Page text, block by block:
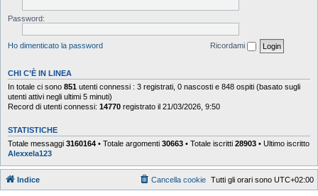
Password:
Ho dimenticato la password Ricordami
CHI C’È IN LINEA
In totale ci sono 851 utenti connessi : 3 registrati, 0 nascosti e 848 ospiti (basato sugli
utenti attivi negli ultimi 5 minuti)
Record di utenti connessi: 14770 registrato il 21/03/2026, 9:50
STATISTICHE
Totale messaggi 3160164 • Totale argomenti 30663 • Totale iscritti 28903 • Ultimo iscritto
Alexxela123
Indice Tutti gli orari sono UTC+02:00
Cancella cookie